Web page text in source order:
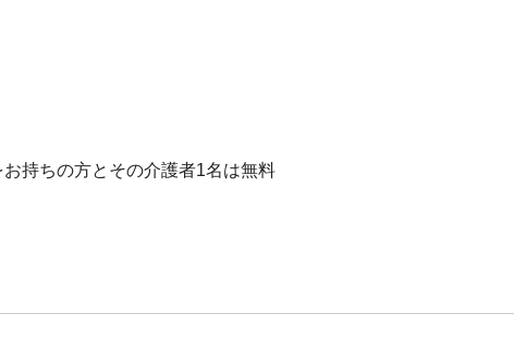
持ちの方とその介護者1名は無料